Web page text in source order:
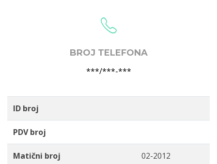
BROJ TELEFONA
***/***-***
ID broj
PDV broj
Matični broj 02-2012